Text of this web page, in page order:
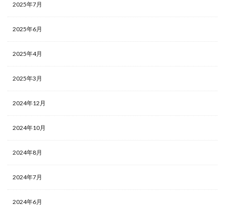
2025年7月
2025年6月
2025年4月
2025年3月
2024年12月
2024年10月
2024年8月
2024年7月
2024年6月